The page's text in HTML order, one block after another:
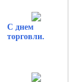
С днем
торговли.